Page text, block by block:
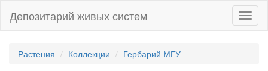
Депозитарий живых систем
Растения Коллекции Гербарий МГУ